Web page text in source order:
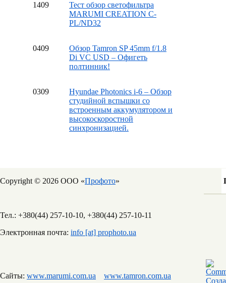
1409
Тест обзор светофильтра
MARUMI CREATION C-
PL/ND32
0409
Обзор Tamron SP 45mm f/1.8
Di VC USD – Офигеть
полтинник!
0309
Hyundae Photonics i-6 – Обзор
студийной вспышки со
встроенным аккумулятором и
высокоскоростной
синхронизацией.
Copyright © 2026 ООО «Профото»
Тел.: +380(44) 257-10-10, +380(44) 257-10-11
Электронная почта: info [at] prophoto.ua
Сайты: www.marumi.com.ua www.tamron.com.ua